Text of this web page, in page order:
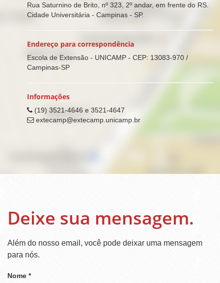
Rua Saturnino de Brito, nº 323, 2º andar, em frente do RS.
Cidade Universitária - Campinas - SP.
Endereço para correspondência
Escola de Extensão - UNICAMP - CEP: 13083-970 /
Campinas-SP
Informações
(19) 3521-4646 e 3521-4647
extecamp@extecamp.unicamp.br
Deixe sua mensagem.
Além do nosso email, você pode deixar uma mensagem
para nós.
Nome *